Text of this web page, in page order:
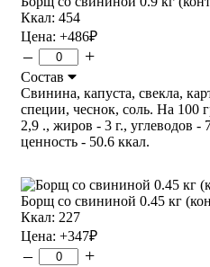
Ккал: 454
Цена: +486₽
– +
Состав
Свинина, капуста, свекла,
специи, чеснок, соль. На 100
2,9 ., жиров - 3 г., углеводов -
ценность - 50.6 ккал.
Борщ со свининой 0.45 кг
Ккал: 227
Цена: +347₽
– +